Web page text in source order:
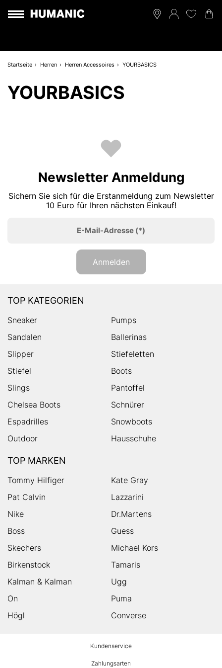
Startseite Herren Herren Accessoires YOURBASICS
YOURBASICS
Newsletter Anmeldung
Sichern Sie sich für die Erstanmeldung zum Newsletter
10 Euro für Ihren nächsten Einkauf!
E-Mail-Adresse (*)
Anmelden
TOP KATEGORIEN
Sneaker
Pumps
Sandalen
Ballerinas
Slipper
Stiefeletten
Stiefel
Boots
Slings
Pantoffel
Chelsea Boots
Schnürer
Espadrilles
Snowboots
Outdoor
Hausschuhe
TOP MARKEN
Tommy Hilfiger
Kate Gray
Pat Calvin
Lazzarini
Nike
Dr.Martens
Boss
Guess
Skechers
Michael Kors
Birkenstock
Tamaris
Kalman & Kalman
Ugg
On
Puma
Högl
Converse
Kundenservice
Zahlungsarten